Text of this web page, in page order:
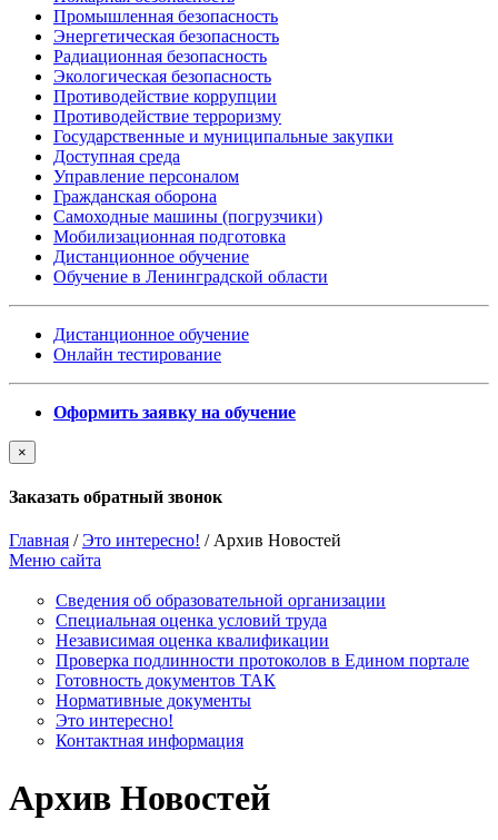
Промышленная безопасность
Энергетическая безопасность
Радиационная безопасность
Экологическая безопасность
Противодействие коррупции
Противодействие терроризму
Государственные и муниципальные закупки
Доступная среда
Управление персоналом
Гражданская оборона
Самоходные машины (погрузчики)
Мобилизационная подготовка
Дистанционное обучение
Обучение в Ленинградской области
Дистанционное обучение
Онлайн тестирование
Оформить заявку на обучение
×
Заказать обратный звонок
Главная /Это интересно! / Архив Новостей
Меню сайта
Сведения об образовательной организации
Cпециальная оценка условий труда
Независимая оценка квалификации
Проверка подлинности протоколов в Едином портале
Готовность документов ТАК
Нормативные документы
Это интересно!
Контактная информация
Архив Новостей